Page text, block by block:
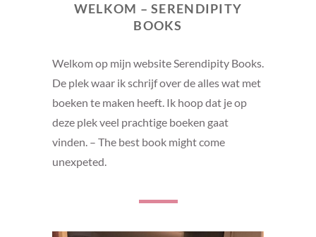
WELKOM – SERENDIPITY
BOOKS
Welkom op mijn website Serendipity Books.
De plek waar ik schrijf over de alles wat met
boeken te maken heeft. Ik hoop dat je op
deze plek veel prachtige boeken gaat
vinden. – The best book might come
unexpeted.